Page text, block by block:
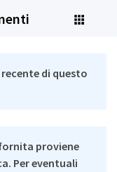
di questo
proviene
Per eventuali